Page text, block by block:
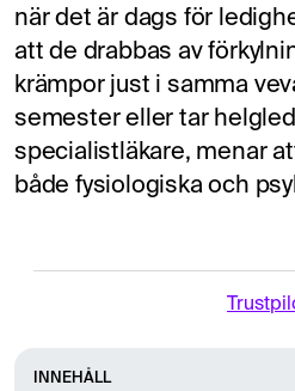
när det är dags för
att de drabbas av
krämpor just i samma
semester eller tar
specialistläkare, menar
både fysiologiska och
INNEHÅLL